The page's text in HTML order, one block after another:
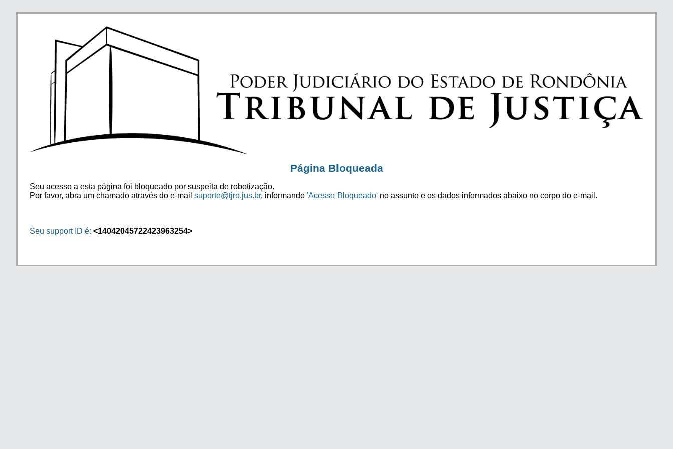
Página Bloqueada
Seu acesso a esta página foi bloqueado por suspeita de robotização.
Por favor, abra um chamado através do e-mail suporte@tjro.jus.br, informando 'Acesso Bloqueado' no assunto e os dados informados abaixo no corpo do e-mail.
Seu support ID é: <14042045722423963254>